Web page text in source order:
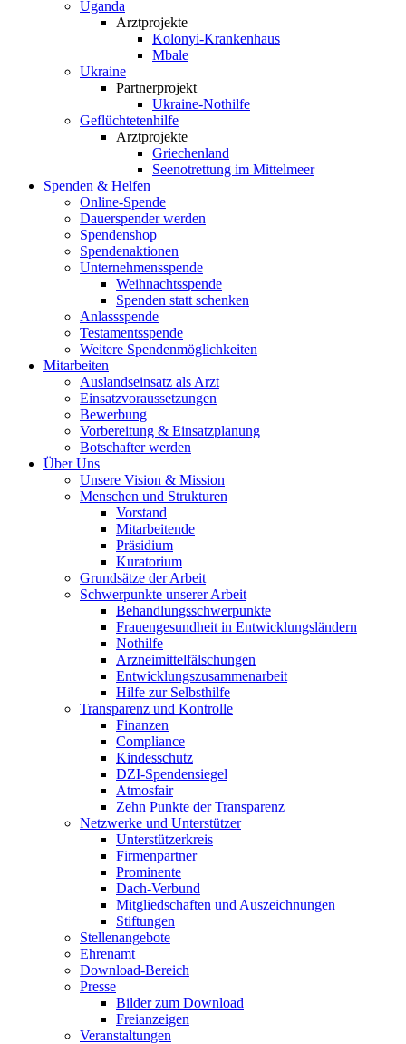
Uganda
Arztprojekte
Kolonyi-Krankenhaus
Mbale
Ukraine
Partnerprojekt
Ukraine-Nothilfe
Geflüchtetenhilfe
Arztprojekte
Griechenland
Seenotrettung im Mittelmeer
Spenden & Helfen
Online-Spende
Dauerspender werden
Spendenshop
Spendenaktionen
Unternehmens­spende
Weihnachtsspende
Spenden statt schenken
Anlassspende
Testamentsspende
Weitere Spenden­möglichkeiten
Mitarbeiten
Auslandseinsatz als Arzt
Einsatzvoraussetzungen
Bewerbung
Vorbereitung & Einsatzplanung
Botschafter werden
Über Uns
Unsere Vision & Mission
Menschen und Strukturen
Vorstand
Mitarbeitende
Präsidium
Kuratorium
Grundsätze der Arbeit
Schwerpunkte unserer Arbeit
Behandlungs­schwerpunkte
Frauengesundheit in Entwicklungsländern
Nothilfe
Arzneimittel­fälschungen
Entwicklungs­zusammenarbeit
Hilfe zur Selbsthilfe
Transparenz und Kontrolle
Finanzen
Compliance
Kindesschutz
DZI-Spendensiegel
Atmosfair
Zehn Punkte der Transparenz
Netzwerke und Unterstützer
Unterstützerkreis
Firmenpartner
Prominente
Dach-Verbund
Mitgliedschaften und Auszeichnungen
Stiftungen
Stellenangebote
Ehrenamt
Download-Bereich
Presse
Bilder zum Download
Freianzeigen
Veranstaltungen